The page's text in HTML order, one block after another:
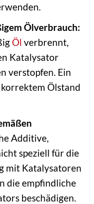
Ölverbrauch:
Öl verbrennt,
Katalysator
verstopfen. Ein
Ölstand
Additive,
speziell für die
mit Katalysatoren
die empfindliche
beschädigen.